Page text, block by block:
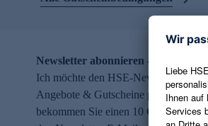
Newsletter abonnieren – 10 €
Ich möchte den HSE-Newsletter
Angebote & Gutscheine per E-Mail
bekommen Sie einen 10 €